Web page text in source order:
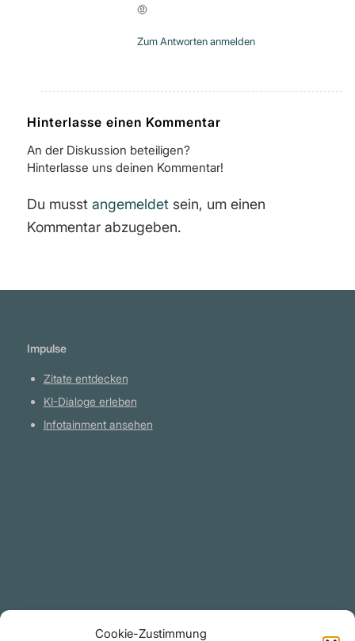
Cookie-Zustimmung
🤨
Zum Antworten anmelden
Hinterlasse einen Kommentar
An der Diskussion beteiligen?
Hinterlasse uns deinen Kommentar!
Du musst angemeldetsein, um einen
Kommentar abzugeben.
Impulse
Zitate entdecken
KI-Dialoge erleben
Infotainment ansehen